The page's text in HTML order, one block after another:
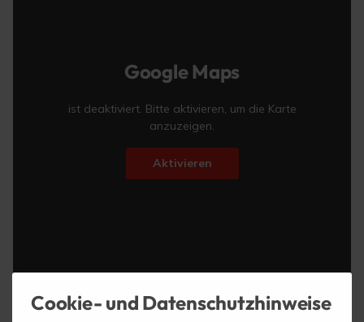
Google Maps
ist deaktiviert. Bitte aktivieren, um die Karte
anzuzeigen.
Aktivieren
Cookie- und Datenschutzhinweise